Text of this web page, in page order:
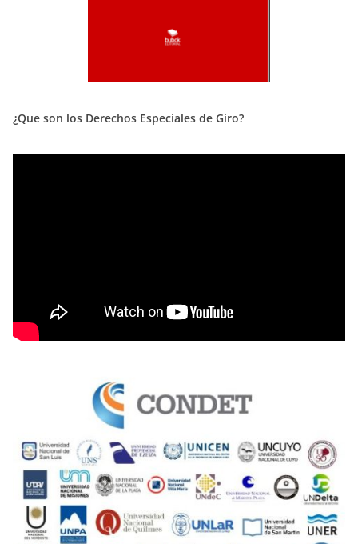
¿Que son los Derechos Especiales de Giro?